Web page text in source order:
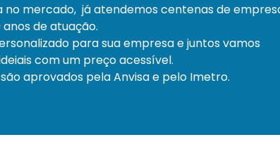
no mercado, já atendemos centenas de
anos de atuação.
para sua empresa e juntos vamos
com um preço acessível.
aprovados pela Anvisa e pelo Imetro.